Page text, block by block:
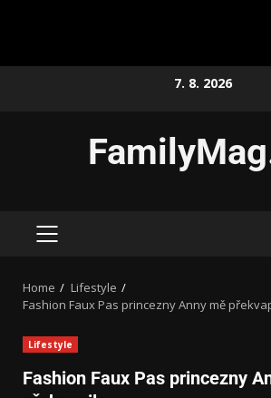
7. 8. 2026
Home
Lifestyle
Fashion Faux Pas princezny Anny mě
Lifestyle
Fashion Faux Pas princezny